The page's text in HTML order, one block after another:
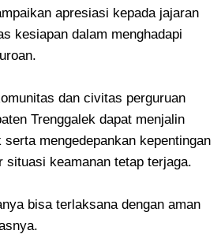
apresiasi kepada jajaran
kesiapan dalam menghadapi
dan civitas perguruan
Trenggalek dapat menjalin
mengedepankan kepentingan
situasi keamanan tetap terjaga.
bisa terlaksana dengan aman